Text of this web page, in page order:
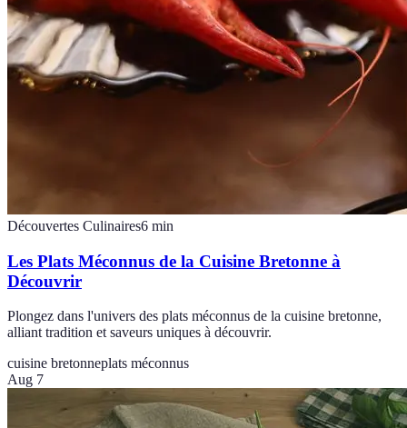
Découvertes Culinaires6 min
Les Plats Méconnus de la Cuisine Bretonne à
Découvrir
Plongez dans l'univers des plats méconnus de la cuisine bretonne,
alliant tradition et saveurs uniques à découvrir.
cuisine bretonneplats méconnus
Aug 7